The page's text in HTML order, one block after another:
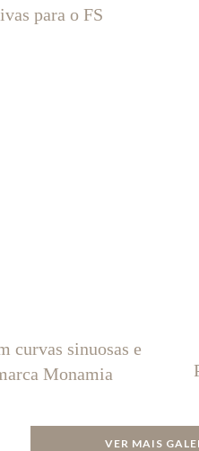
para o FS
curvas sinuosas e
Monamia
VER MAIS